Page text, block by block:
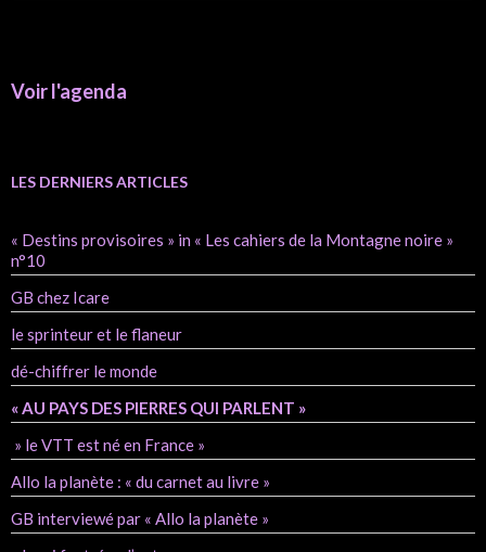
Voir l'agenda
LES DERNIERS ARTICLES
« Destins provisoires » in « Les cahiers de la Montagne noire »
n°10
GB chez Icare
le sprinteur et le flaneur
dé-chiffrer le monde
« AU PAYS DES PIERRES QUI PARLENT »
» le VTT est né en France »
Allo la planète : « du carnet au livre »
GB interviewé par « Allo la planète »